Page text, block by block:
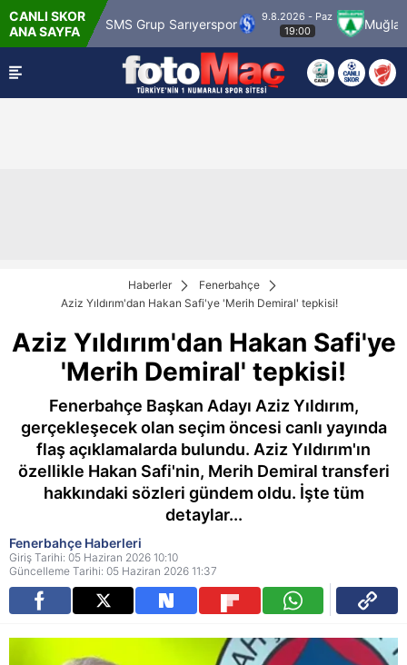
CANLI SKOR
ANA SAYFASMS Grup Sarıyerspor
9.8.2026 - Paz
19:00
Muğlaspor
Haberler
Fenerbahçe
Aziz Yıldırım'dan Hakan Safi'ye 'Merih Demiral' tepkisi!
Aziz Yıldırım'dan Hakan Safi'ye
'Merih Demiral' tepkisi!
Fenerbahçe Başkan Adayı Aziz Yıldırım,
gerçekleşecek olan seçim öncesi canlı yayında
flaş açıklamalarda bulundu. Aziz Yıldırım'ın
özellikle Hakan Safi'nin, Merih Demiral transferi
hakkındaki sözleri gündem oldu. İşte tüm
detaylar...
Fenerbahçe Haberleri
Giriş Tarihi: 05 Haziran 2026 10:10
Güncelleme Tarihi: 05 Haziran 2026 11:37